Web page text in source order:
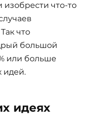
что-то
что
большой
или больше
идей.
идеях